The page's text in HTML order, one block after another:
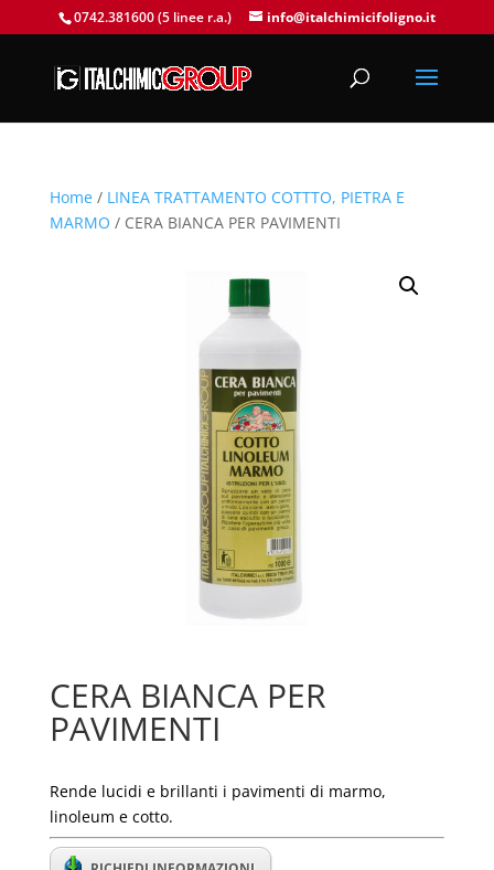
0742.381600 (5 linee r.a.) info@italchimicifoligno.it
Home/ LINEA TRATTAMENTO COTTTO, PIETRA E
MARMO / CERA BIANCA PER PAVIMENTI
CERA BIANCA PER
PAVIMENTI
Rende lucidi e brillanti i pavimenti di marmo,
linoleum e cotto.